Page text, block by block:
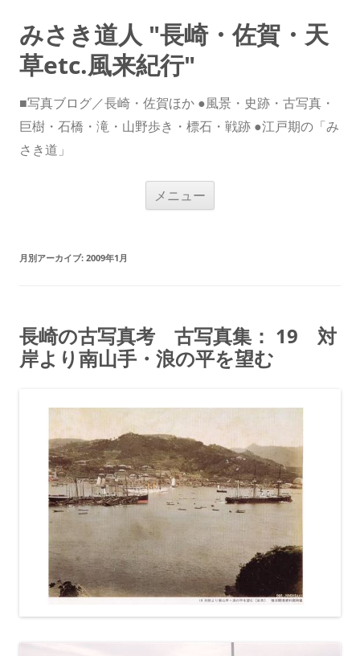
みさき道人 "長崎・佐賀・天
草etc.風来紀行"
■写真ブログ／長崎・佐賀ほか ●風景・史跡・古写真・
巨樹・石橋・滝・山野歩き・標石・戦跡 ●江戸期の「み
さき道」
メニュー
月別アーカイブ: 2009年1月
長崎の古写真考 古写真集： 19 対
岸より南山手・浪の平を望む